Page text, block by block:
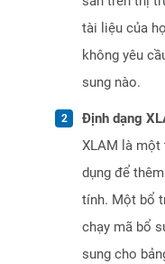
tài liệu của
không yêu
sung nào.
Định dạng
XLAM là
dụng để
tính. Một bổ
chạy mã bổ
sung cho